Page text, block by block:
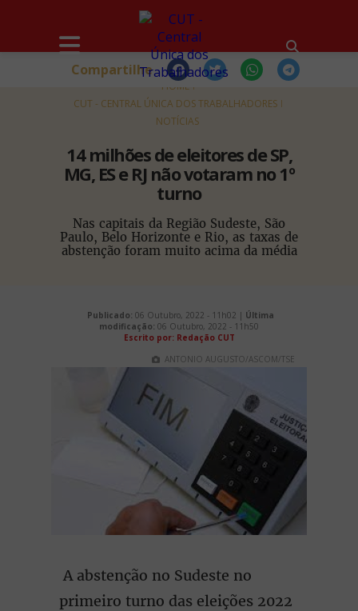
HOME
CUT - CENTRAL ÚNICA DOS TRABALHADORES
NOTÍCIAS
14 milhões de eleitores de SP,
MG, ES e RJ não votaram no 1º
turno
Nas capitais da Região Sudeste, São
Paulo, Belo Horizonte e Rio, as taxas de
abstenção foram muito acima da média
Compartilhe
Publicado: 06 Outubro, 2022 - 11h02 | Última
modificação: 06 Outubro, 2022 - 11h50
Escrito por: Redação CUT
ANTONIO AUGUSTO/ASCOM/TSE
A abstenção no Sudeste no
primeiro turno das eleições 2022